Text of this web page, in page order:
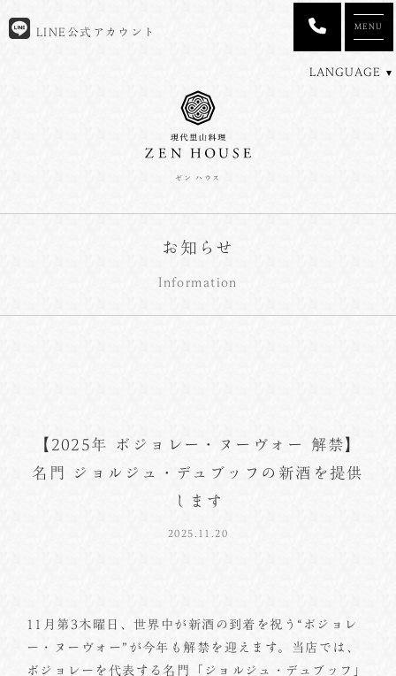
ゼン ハウス
LINE公式アカウント
LANGUAGE
MENU
お知らせ
Information
【2025年 ボジョレー・ヌーヴォー 解禁】
名門 ジョルジュ・デュブッフの新酒を提供
します
2025.11.20
11月第3木曜日、世界中が新酒の到着を祝う“ボジョレ
ー・ヌーヴォー”が今年も解禁を迎えます。当店では、
ボジョレーを代表する名門「ジョルジュ・デュブッフ」